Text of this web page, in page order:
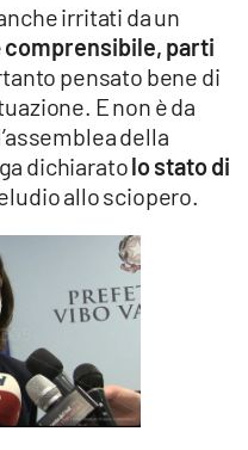
irritati da un
comprensibile, parti
pensato bene di
E non è da
della
dichiaratolo stato di
allo sciopero.